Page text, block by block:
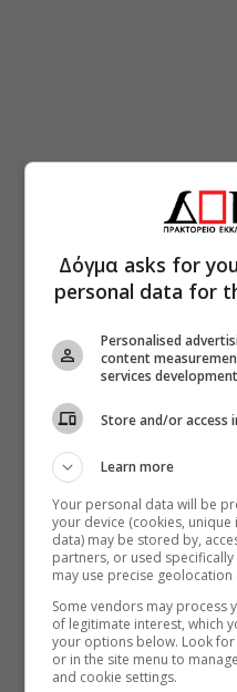
Δόγμα asks for
personal data for
Personalised
content
services development
Store and/or access
Learn more
Your personal data will be
your device (cookies,
data) may be stored by,
partners, or used
may use precise geolocation
Some vendors may process
of legitimate interest, which
your options below. Look
or in the site menu to
and cookie settings.